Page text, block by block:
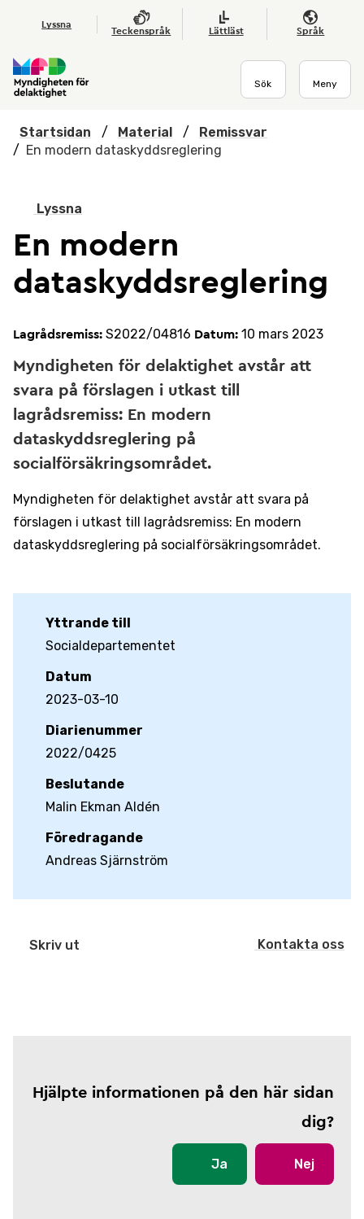
Hoppa till huvudmenyn
Lyssna
Teckenspråk Lättläst Språk
Sök Meny
Startsidan / Material /
Remissvar
/ En modern dataskyddsreglering
Lyssna
En modern
dataskyddsreglering
Lagrådsremiss: S2022/04816 Datum: 10 mars 2023
Myndigheten för delaktighet avstår att
svara på förslagen i utkast till
lagrådsremiss: En modern
dataskyddsreglering på
socialförsäkringsområdet.
Myndigheten för delaktighet avstår att svara på
förslagen i utkast till lagrådsremiss: En modern
dataskyddsreglering på socialförsäkringsområdet.
Yttrande till
Socialdepartementet
Datum
2023-03-10
Diarienummer
2022/0425
Beslutande
Malin Ekman Aldén
Föredragande
Andreas Sjärnström
Skriv ut Kontakta oss
Hjälpte informationen på den här sidan
dig?
Ja Nej